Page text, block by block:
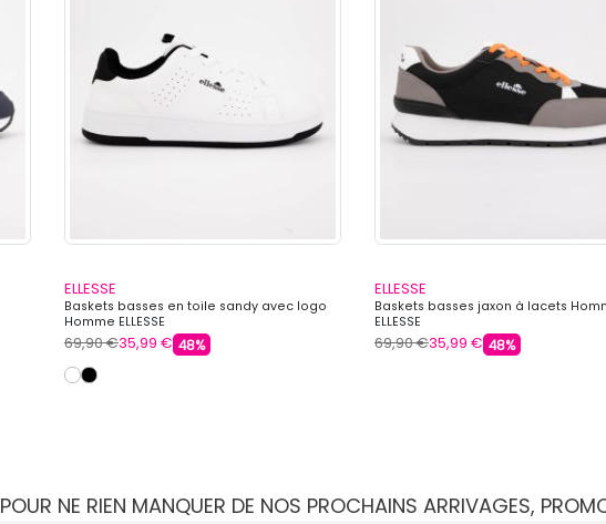
ELLESSE
Baskets basses en toile sandy avec logo
Homme ELLESSE
69,90 €35,99 € 48%
ELLESSE
Baskets basses jaxon à lacets
ELLESSE
69,90 €35,99 € 48%
POUR NE RIEN MANQUER DE NOS PROCHAINS ARRIVAGES,